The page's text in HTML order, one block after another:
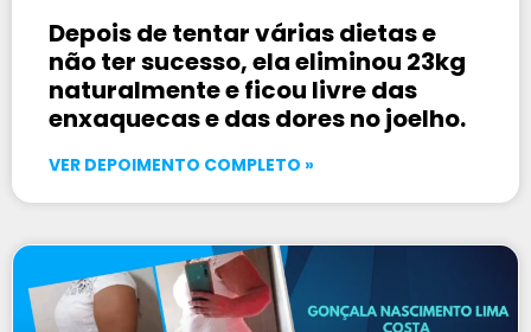
Depois de tentar várias dietas e
não ter sucesso, ela eliminou 23kg
naturalmente e ficou livre das
enxaquecas e das dores no joelho.
VER DEPOIMENTO COMPLETO »